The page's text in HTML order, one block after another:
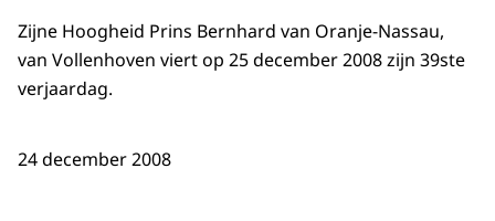
Zijne Hoogheid Prins Bernhard van Oranje-Nassau,
van Vollenhoven viert op 25 december 2008 zijn 39ste
verjaardag.
24 december 2008